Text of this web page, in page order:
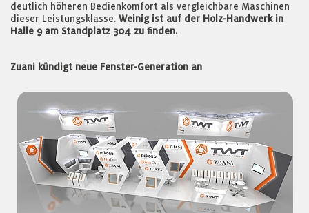
deutlich höheren Bedienkomfort als vergleichbare Maschinen
dieser Leistungsklasse. Weinig ist auf der Holz-Handwerk in
Halle 9 am Standplatz 304 zu finden.
Zuani kündigt neue Fenster-Generation an